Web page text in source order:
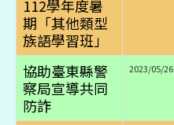
112學年度暑
期「其他類型
族語學習班」
協助臺東縣警
察局宣導共同
防詐
2023/05/26